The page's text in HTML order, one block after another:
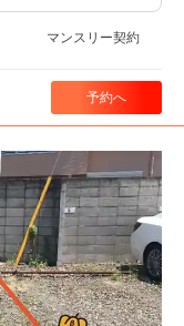
マンスリー契約
予約へ